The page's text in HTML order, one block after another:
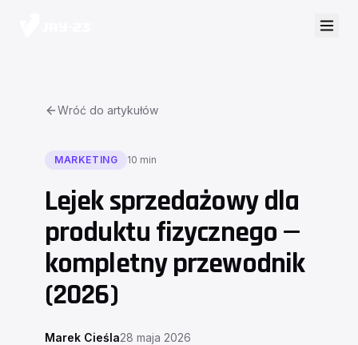
Wróć do artykułów
MARKETING 10 min
Lejek sprzedażowy dla
produktu fizycznego —
kompletny przewodnik
(2026)
Marek Cieśla28 maja 2026